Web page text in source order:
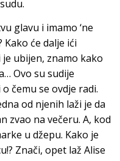
glavu i imamo ‘ne
Kako će dalje ići
ubijen, znamo kako
Ovo su sudije
čemu se ovdje radi.
od njenih laži je da
zvao na večeru. A, kod
u džepu. Kako je
Znači, opet laž Alise